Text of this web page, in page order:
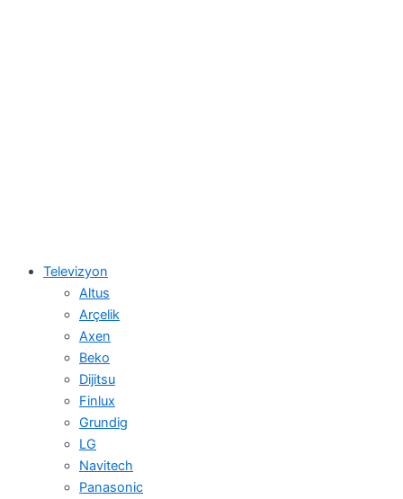
Televizyon
Altus
Arçelik
Axen
Beko
Dijitsu
Finlux
Grundig
LG
Navitech
Panasonic